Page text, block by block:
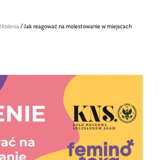
/Jak reago­wać na mole­sto­wa­nie w miej­scach